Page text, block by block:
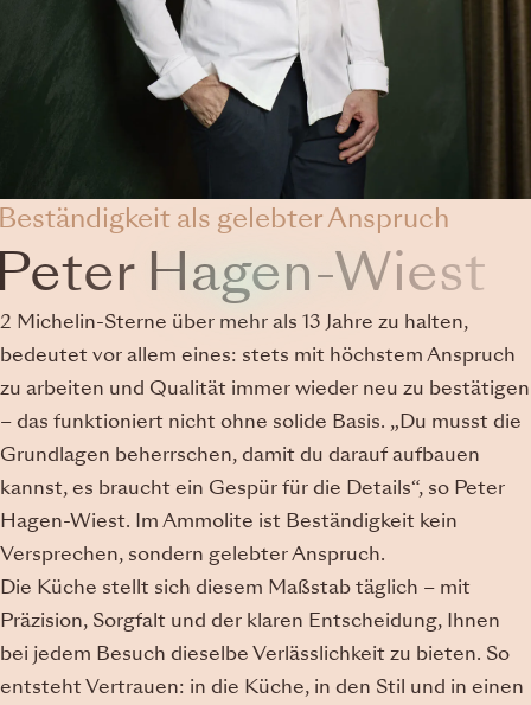
als gelebter Anspruch
Hagen-Wiest
2 Michelin-Sterne über mehr als 13 Jahre zu halten,
bedeutet vor allem eines: stets mit höchstem Anspruch
zu arbeiten und Qualität immer wieder neu zu bestätigen
– das funktioniert nicht ohne solide Basis. „Du musst die
Grundlagen beherrschen, damit du darauf aufbauen
kannst, es braucht ein Gespür für die Details“, so Peter
Hagen-Wiest. Im Ammolite ist Beständigkeit kein
Versprechen, sondern gelebter Anspruch.
Die Küche stellt sich diesem Maßstab täglich – mit
Präzision, Sorgfalt und der klaren Entscheidung, Ihnen
bei jedem Besuch dieselbe Verlässlichkeit zu bieten. So
entsteht Vertrauen: in die Küche, in den Stil und in einen